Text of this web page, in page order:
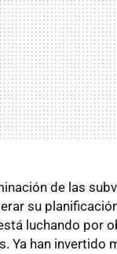
de las
su
luchando por
Ya han invertido